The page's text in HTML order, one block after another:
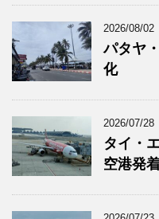
2026/08/02
パタヤ
化
2026/07/28
タイ・
空港発